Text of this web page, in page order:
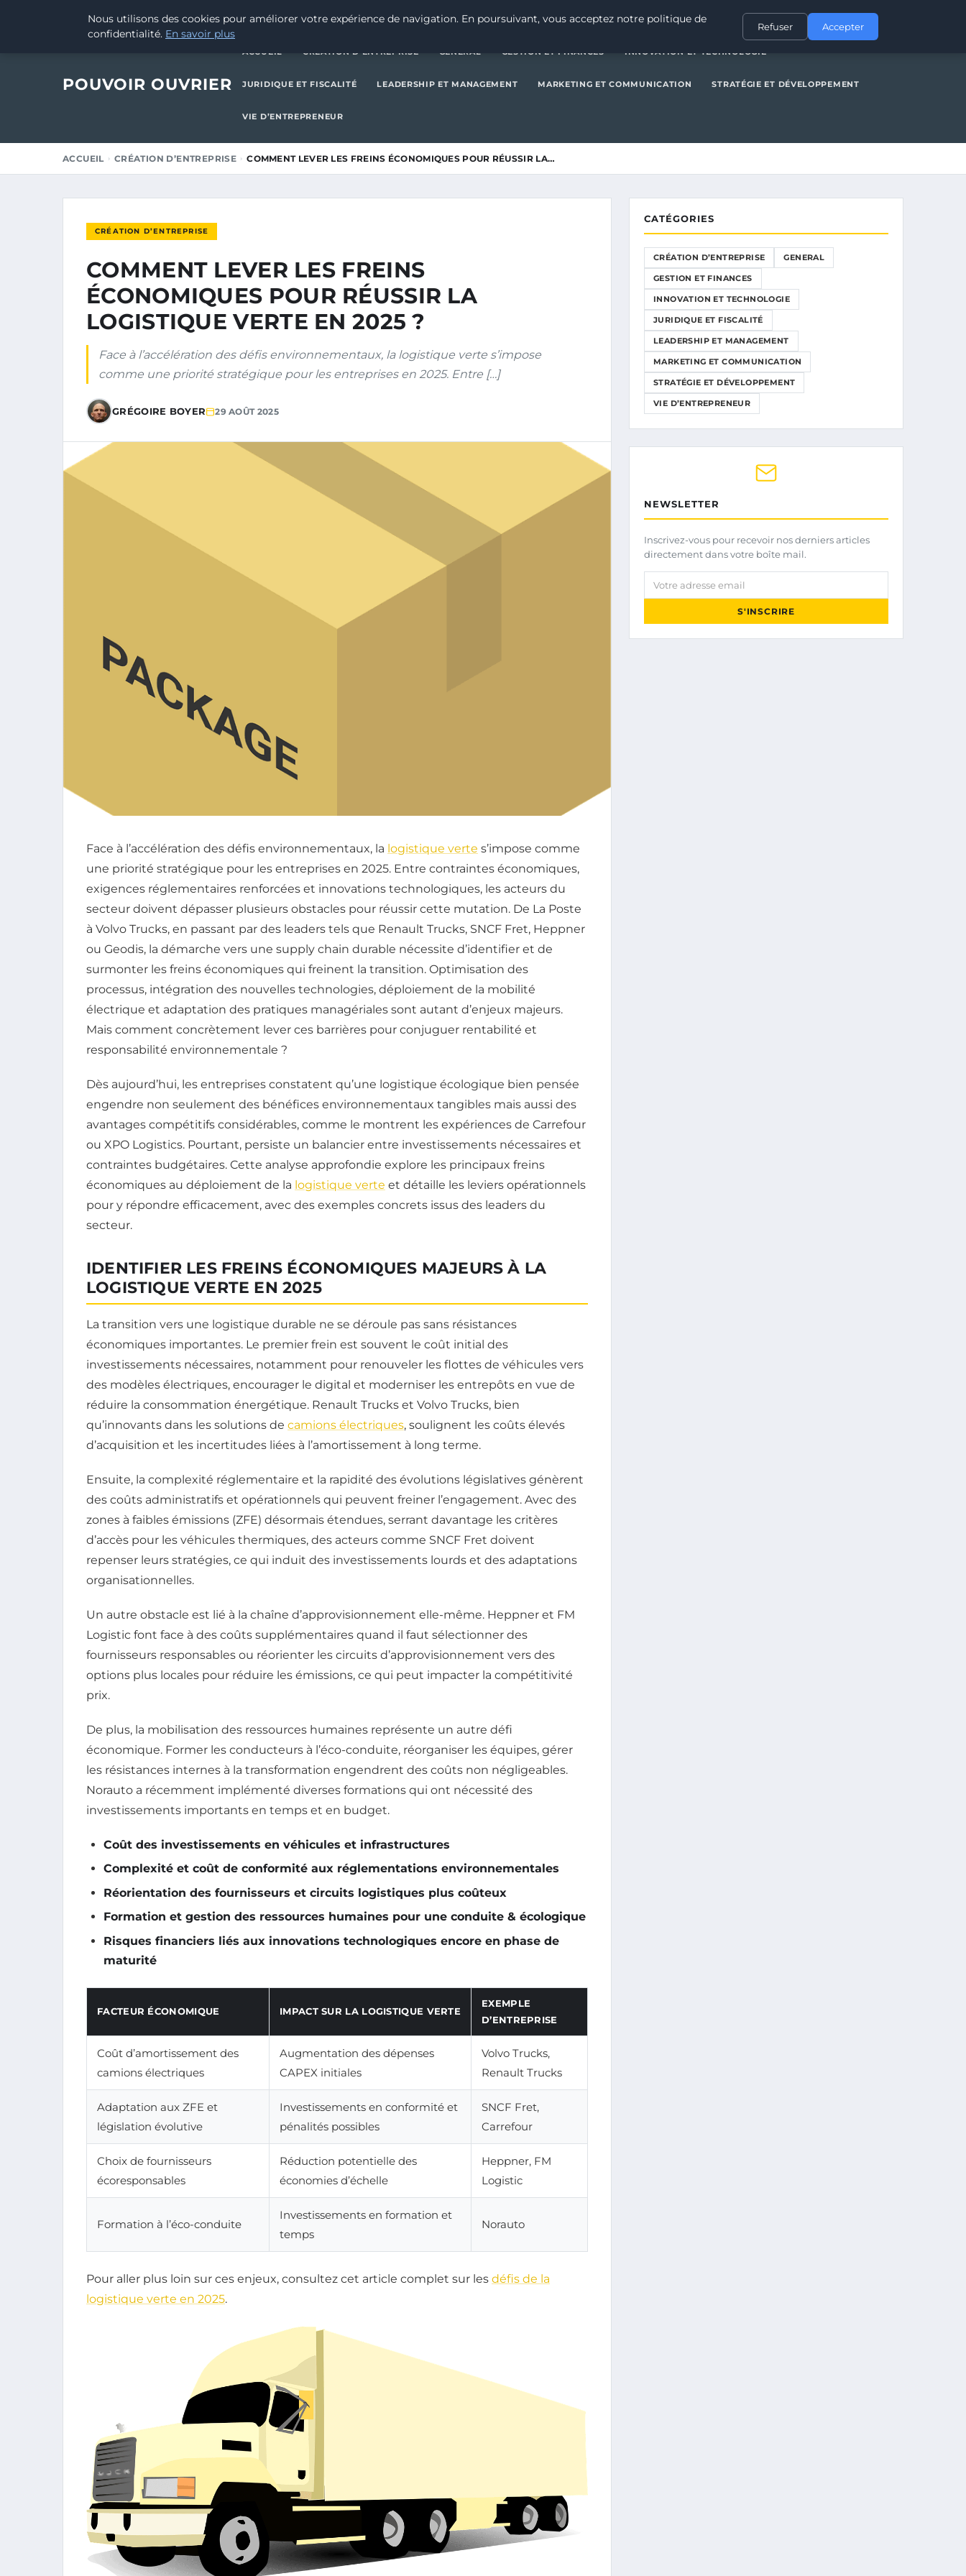
29 AOÛT 2025 GENERAL GESTION ET FINANCESINNOVATION ET TECHNOLOGIE
POUVOIR OUVRIER
ACCUEIL CRÉATION D’ENTREPRISE GENERAL GESTION ET FINANCES INNOVATION ET TECHNOLOGIE
JURIDIQUE ET FISCALITÉ LEADERSHIP ET MANAGEMENT MARKETING ET COMMUNICATION STRATÉGIE ET DÉVELOPPEMENT
VIE D’ENTREPRENEUR
ACCUEIL CRÉATION D’ENTREPRISE COMMENT LEVER LES FREINS ÉCONOMIQUES POUR RÉUSSIR LA…
CRÉATION D’ENTREPRISE
COMMENT LEVER LES FREINS
ÉCONOMIQUES POUR RÉUSSIR LA
LOGISTIQUE VERTE EN 2025 ?
Face à l’accélération des défis environnementaux, la logistique verte s’impose
comme une priorité stratégique pour les entreprises en 2025. Entre […]
GRÉGOIRE BOYER 29 AOÛT 2025
Face à l’accélération des défis environnementaux, la logistique verte s’impose comme
une priorité stratégique pour les entreprises en 2025. Entre contraintes économiques,
exigences réglementaires renforcées et innovations technologiques, les acteurs du
secteur doivent dépasser plusieurs obstacles pour réussir cette mutation. De La Poste
à Volvo Trucks, en passant par des leaders tels que Renault Trucks, SNCF Fret, Heppner
ou Geodis, la démarche vers une supply chain durable nécessite d’identifier et de
surmonter les freins économiques qui freinent la transition. Optimisation des
processus, intégration des nouvelles technologies, déploiement de la mobilité
électrique et adaptation des pratiques managériales sont autant d’enjeux majeurs.
Mais comment concrètement lever ces barrières pour conjuguer rentabilité et
responsabilité environnementale ?
Dès aujourd’hui, les entreprises constatent qu’une logistique écologique bien pensée
engendre non seulement des bénéfices environnementaux tangibles mais aussi des
avantages compétitifs considérables, comme le montrent les expériences de Carrefour
ou XPO Logistics. Pourtant, persiste un balancier entre investissements nécessaires et
contraintes budgétaires. Cette analyse approfondie explore les principaux freins
économiques au déploiement de la logistique verte et détaille les leviers opérationnels
pour y répondre efficacement, avec des exemples concrets issus des leaders du
secteur.
IDENTIFIER LES FREINS ÉCONOMIQUES MAJEURS À LA
LOGISTIQUE VERTE EN 2025
La transition vers une logistique durable ne se déroule pas sans résistances
économiques importantes. Le premier frein est souvent le coût initial des
investissements nécessaires, notamment pour renouveler les flottes de véhicules vers
des modèles électriques, encourager le digital et moderniser les entrepôts en vue de
réduire la consommation énergétique. Renault Trucks et Volvo Trucks, bien
qu’innovants dans les solutions de camions électriques, soulignent les coûts élevés
d’acquisition et les incertitudes liées à l’amortissement à long terme.
Ensuite, la complexité réglementaire et la rapidité des évolutions législatives génèrent
des coûts administratifs et opérationnels qui peuvent freiner l’engagement. Avec des
zones à faibles émissions (ZFE) désormais étendues, serrant davantage les critères
d’accès pour les véhicules thermiques, des acteurs comme SNCF Fret doivent
repenser leurs stratégies, ce qui induit des investissements lourds et des adaptations
organisationnelles.
Un autre obstacle est lié à la chaîne d’approvisionnement elle-même. Heppner et FM
Logistic font face à des coûts supplémentaires quand il faut sélectionner des
fournisseurs responsables ou réorienter les circuits d’approvisionnement vers des
options plus locales pour réduire les émissions, ce qui peut impacter la compétitivité
prix.
De plus, la mobilisation des ressources humaines représente un autre défi
économique. Former les conducteurs à l’éco-conduite, réorganiser les équipes, gérer
les résistances internes à la transformation engendrent des coûts non négligeables.
Norauto a récemment implémenté diverses formations qui ont nécessité des
investissements importants en temps et en budget.
Coût des investissements en véhicules et infrastructures
Complexité et coût de conformité aux réglementations environnementales
Réorientation des fournisseurs et circuits logistiques plus coûteux
Formation et gestion des ressources humaines pour une conduite & écologique
Risques financiers liés aux innovations technologiques encore en phase de
maturité
FACTEUR ÉCONOMIQUE IMPACT SUR LA LOGISTIQUE VERTE
EXEMPLE
D’ENTREPRISE
Coût d’amortissement des
camions électriques
Augmentation des dépenses
CAPEX initiales
Volvo Trucks,
Renault Trucks
Adaptation aux ZFE et
législation évolutive
Investissements en conformité et
pénalités possibles
SNCF Fret,
Carrefour
Choix de fournisseurs
écoresponsables
Réduction potentielle des
économies d’échelle
Heppner, FM
Logistic
Formation à l’éco-conduite
Investissements en formation et
temps
Norauto
Pour aller plus loin sur ces enjeux, consultez cet article complet sur les défis de la
logistique verte en 2025.
CATÉGORIES
CRÉATION D’ENTREPRISE GENERAL
GESTION ET FINANCES
INNOVATION ET TECHNOLOGIE
JURIDIQUE ET FISCALITÉ
LEADERSHIP ET MANAGEMENT
MARKETING ET COMMUNICATION
STRATÉGIE ET DÉVELOPPEMENT
VIE D’ENTREPRENEUR
NEWSLETTER
Inscrivez-vous pour recevoir nos derniers articles
directement dans votre boîte mail.
Votre adresse email
S'INSCRIRE
Nous utilisons des cookies pour améliorer votre expérience de navigation. En poursuivant, vous acceptez notre politique de
confidentialité. En savoir plus
Refuser Accepter